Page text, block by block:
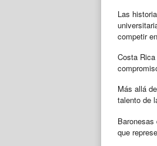
Las
competir
Costa
Más allá
talento de
que